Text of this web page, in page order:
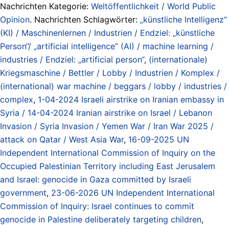
Nachrichten Kategorie: Weltöffentlichkeit / World Public
Opinion. Nachrichten Schlagwörter: „künstliche Intelligenz“
(KI) / Maschinenlernen / Industrien / Endziel: „künstliche
Person“/ „artificial intelligence“ (AI) / machine learning /
industries / Endziel: „artificial person“, (internationale)
Kriegsmaschine / Bettler / Lobby / Industrien / Komplex /
(international) war machine / beggars / lobby / industries /
complex, 1-04-2024 Israeli airstrike on Iranian embassy in
Syria / 14-04-2024 Iranian airstrike on Israel / Lebanon
Invasion / Syria Invasion / Yemen War / Iran War 2025 /
attack on Qatar / West Asia War, 16-09-2025 UN
Independent International Commission of Inquiry on the
Occupied Palestinian Territory including East Jerusalem
and Israel: genocide in Gaza committed by Israeli
government, 23-06-2026 UN Independent International
Commission of Inquiry: Israel continues to commit
genocide in Palestine deliberately targeting children,